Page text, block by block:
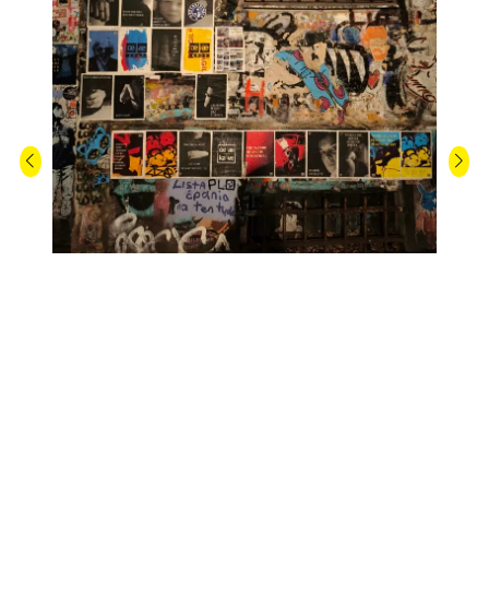
HAUS SCHWARZENBERG
No meio do comércio e do kitschturístico há um
lugar que manteve o seu caráter autêntico como